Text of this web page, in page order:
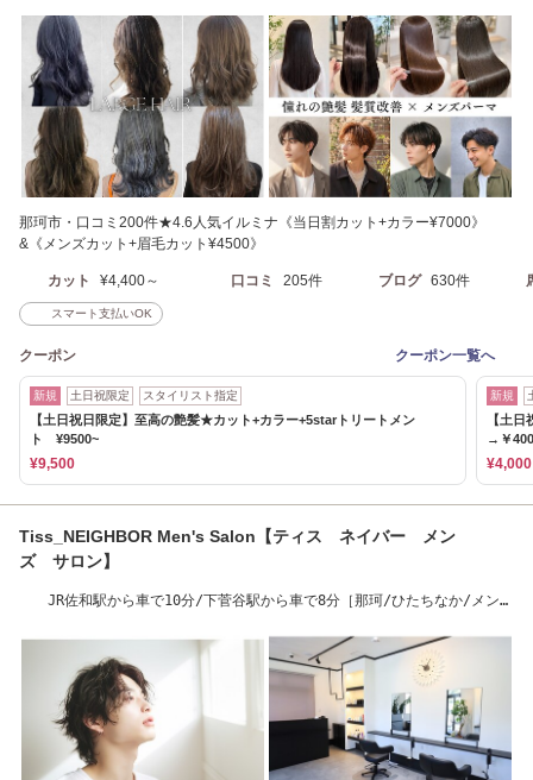
那珂市・口コミ200件★4.6人気イルミナ《当日割カット+カラー¥7000》
&《メンズカット+眉毛カット¥4500》
カット ¥4,400～ 口コミ 205件 ブログ 630件
スマート支払いOK
クーポン クーポン一覧へ
新規 土日祝限定 スタイリスト指定
【土日祝日限定】至高の艶髪★カット+カラー+5starトリートメン
ト ¥9500~
¥9,500
新規
【土
→￥
¥4,000
Tiss_NEIGHBOR Men's Salon【ティス ネイバー メン
ズ サロン】
JR佐和駅から車で10分/下菅谷駅から車で8分［那珂/ひたちなか/メンズ